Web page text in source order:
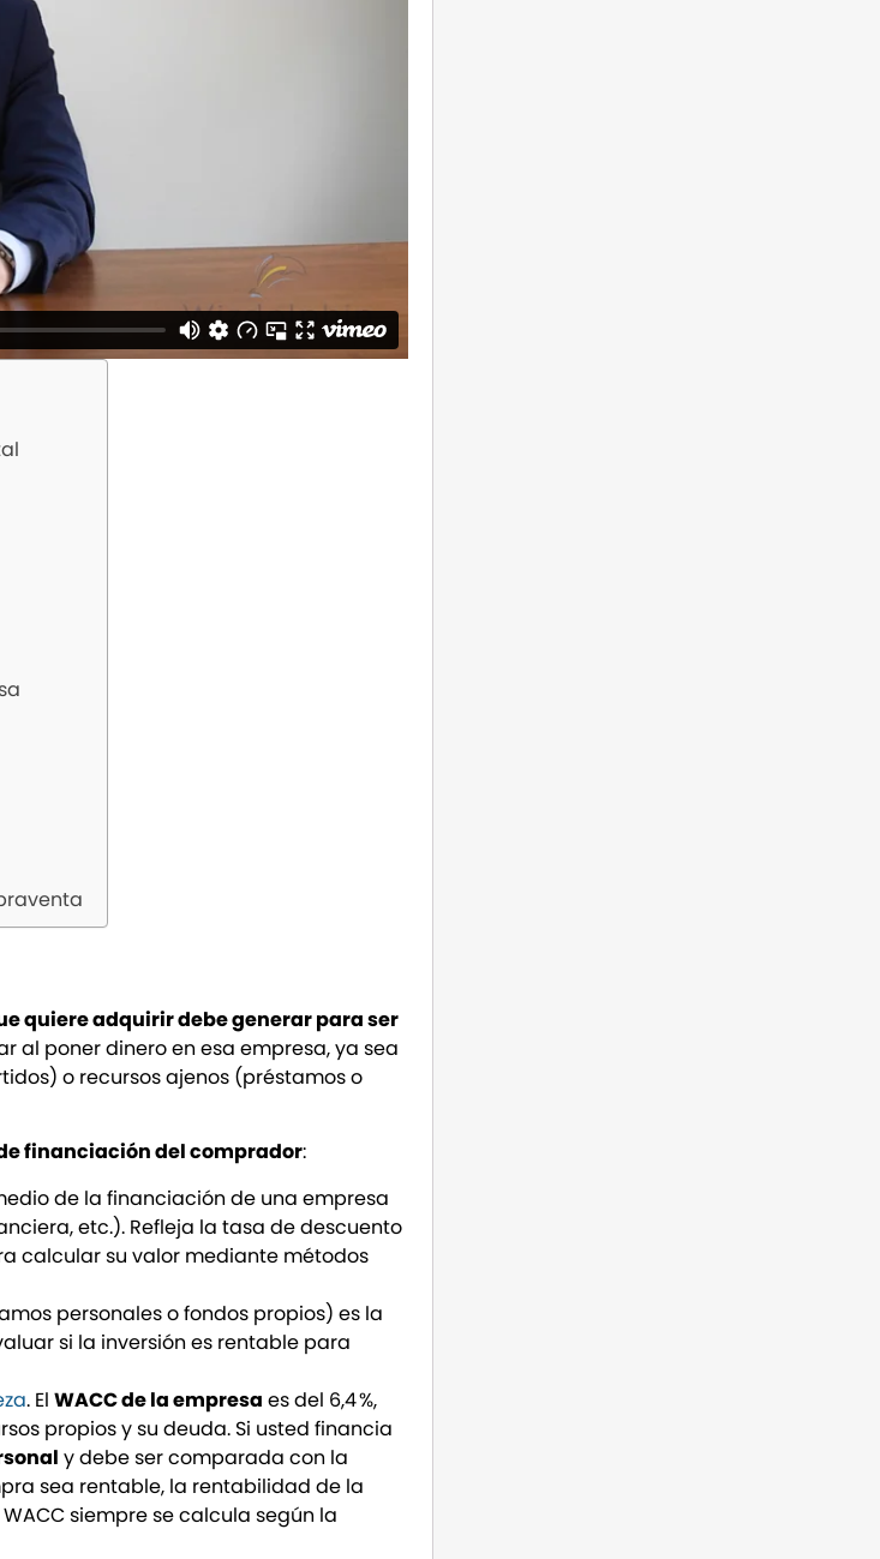
quiere adquirir debe generar para ser
al poner dinero en esa empresa, ya sea
o recursos ajenos (préstamos o
financiación del comprador:
de la financiación de una empresa
etc.). Refleja la tasa de descuento
calcular su valor mediante métodos
personales o fondos propios) es la
si la inversión es rentable para
. El WACC de la empresa es del 6,4 %,
propios y su deuda. Si usted financia
y debe ser comparada con la
sea rentable, la rentabilidad de la
siempre se calcula según la